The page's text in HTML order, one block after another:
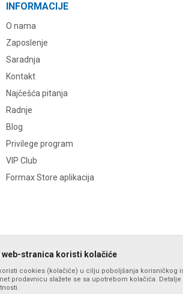
INFORMACIJE
O nama
Zaposlenje
Saradnja
Kontakt
Najčešća pitanja
Radnje
Blog
Privilege program
VIP Club
Formax Store aplikacija
web-stranica koristi kolačiće
cookies (kolačiće) u cilju poboljšanja korisničkog
prodavnicu slažete se sa upotrebom kolačića.